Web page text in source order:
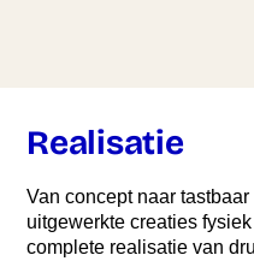
Realisatie​
Van concept naar
uitgewerkte creaties
complete realisatie van